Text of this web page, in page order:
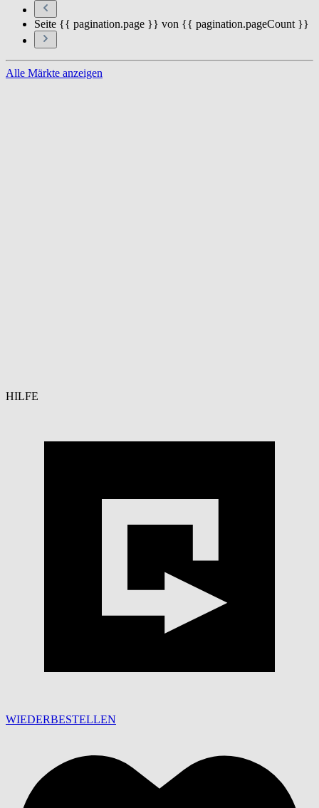
Seite {{ pagination.page }} von {{ pagination.pageCount }}
Alle Märkte anzeigen
HILFE
WIEDERBESTELLEN